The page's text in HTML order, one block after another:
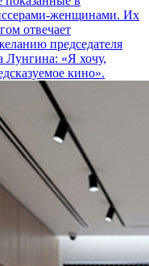
женщинами. Их
отвечает
председателя
Лунгина: «Я хочу,
кино».